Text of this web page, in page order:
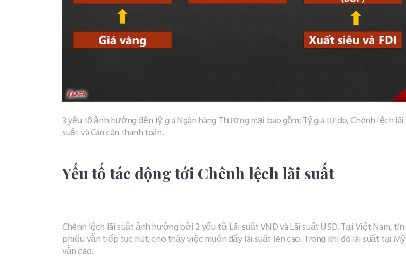
3 yếu tố ảnh hưởng đến tỷ giá Ngân hàng Thương mại bao gồm: Tỷ giá tự do, Chênh lệch lãi
suất và Cán cân thanh toán.
Yếu tố tác động tới Chênh lệch lãi suất
Chênh lệch lãi suất ảnh hưởng bởi 2 yếu tố: Lãi suất VND và Lãi suất USD. Tại Việt Nam, tín
phiếu vẫn tiếp tục hút, cho thấy việc muốn đẩy lãi suất lên cao. Trong khi đó lãi suất tại Mỹ
vẫn cao.